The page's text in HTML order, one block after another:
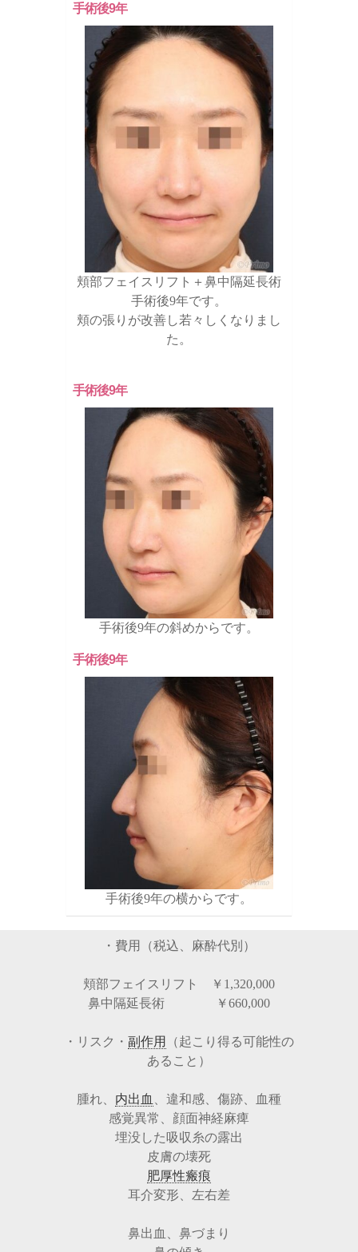
手術後9年
頬部フェイスリフト＋鼻中隔延長術
手術後9年です。
頬の張りが改善し若々しくなりまし
た。
手術後9年
手術後9年の斜めからです。
手術後9年
手術後9年の横からです。
・費用（税込、麻酔代別）
頬部フェイスリフト ￥1,320,000
鼻中隔延長術 ￥660,000
・リスク・ 副作用
（起こり得る可能性の
あること）
腫れ、 内出血 、違和感、傷跡、血種
感覚異常、顔面神経麻痺
埋没した吸収糸の露出
皮膚の壊死
肥厚性瘢痕
耳介変形、左右差
鼻出血、鼻づまり